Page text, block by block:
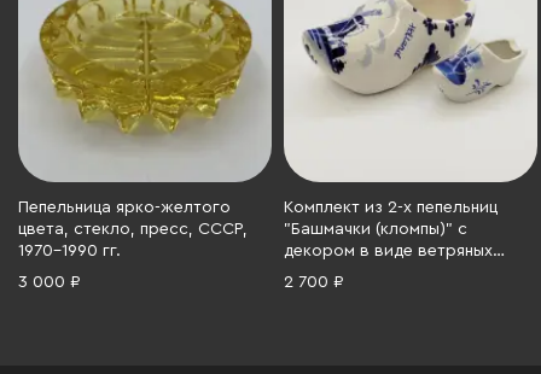
Пепельница ярко-желтого
цвета, стекло, пресс, СССР,
1970-1990 гг.
3 000 ₽
Комплект из 2-х пепельниц
"Башмачки (кломпы)" с
декором в виде ветряных
мельниц, Delfts Blauw, фаянс,
2 700 ₽